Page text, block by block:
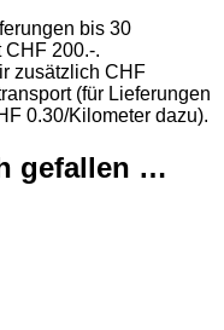
bis 30
CHF 200.-.
zusätzlich CHF
(für Lieferungen
0.30/Kilometer dazu).
gefallen …